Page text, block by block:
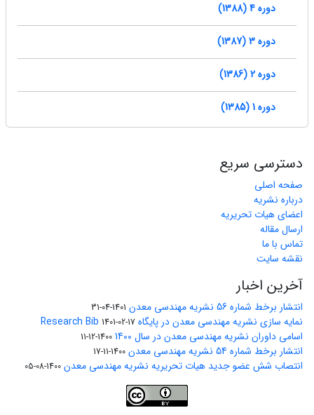
دوره 4 (1388)
دوره 3 (1387)
دوره 2 (1386)
دوره 1 (1385)
دسترسی سریع
صفحه اصلی
درباره نشریه
اعضای هیات تحریریه
ارسال مقاله
تماس با ما
نقشه سایت
آخرین اخبار
انتشار برخط شماره 56 نشریه مهندسی معدن 1401-04-31
نمایه سازی نشریه مهندسی معدن در پایگاه Research Bib 1401-02-17
اسامی داوران نشریه مهندسی معدن در سال 1400 1400-12-11
انتشار برخط شماره 54 نشریه مهندسی معدن 1400-11-17
انتصاب شش عضو جدید هیات تحریریه نشریه مهندسی معدن 1400-08-05